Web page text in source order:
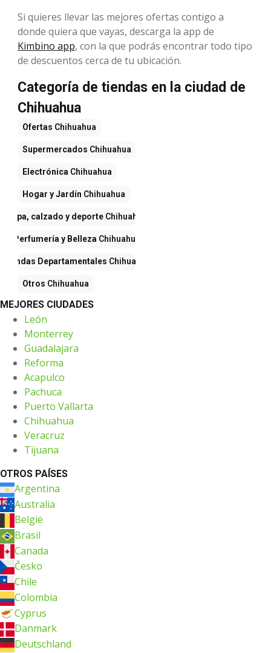
Si quieres llevar las mejores ofertas contigo a
donde quiera que vayas, descarga la app de
Kimbino app, con la que podrás encontrar todo tipo
de descuentos cerca de tu ubicación.
Categoría de tiendas en la ciudad de
Chihuahua
Ofertas Chihuahua
Supermercados Chihuahua
Electrónica Chihuahua
Hogar y Jardín Chihuahua
Ropa, calzado y deporte Chihuahua
Perfumería y Belleza Chihuahua
Tiendas Departamentales Chihuahua
Otros Chihuahua
MEJORES CIUDADES
León
Monterrey
Guadalajara
Reforma
Acapulco
Pachuca
Puerto Vallarta
Chihuahua
Veracruz
Tijuana
OTROS PAÍSES
Argentina
Australia
België
Brasil
Canada
Česko
Chile
Colombia
Cyprus
Danmark
Deutschland